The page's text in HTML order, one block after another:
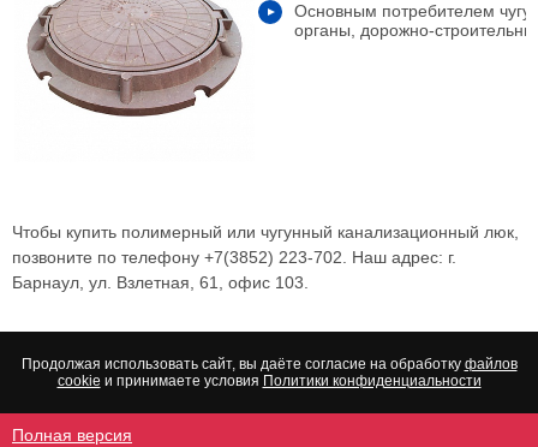
Основным потребителем
органы, дорожно-
Чтобы купить полимерный или чугунный канализационный люк,
позвоните по телефону +7(3852) 223-702. Наш адрес: г.
Барнаул ул. Взлетная, 61, офис 103.
Продолжая использовать сайт, вы даёте согласие на обработку файлов
cookie и принимаете условия Политики конфиденциальности
Полная версия